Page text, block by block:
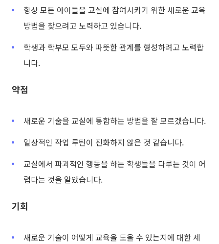
항상 모든 아이들을 교실에 참여시키기 위한 새로운 교육
방법을 찾으려고 노력하고 있습니다.
학생과 학부모 모두와 따뜻한 관계를 형성하려고 노력합
니다.
약점
새로운 기술을 교실에 통합하는 방법을 잘 모르겠습니다.
일상적인 작업 루틴이 진화하지 않은 것 같습니다.
교실에서 파괴적인 행동을 하는 학생들을 다루는 것이 어
렵다는 것을 알았습니다.
기회
새로운 기술이 어떻게 교육을 도울 수 있는지에 대한 세